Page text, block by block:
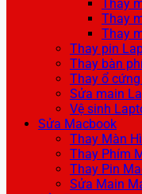
Thay
Thay
Thay
Thay pin
Thay bàn
Thay ổ
Sửa main
Vệ sinh
Sửa Macbook
Thay Màn
Thay Phím
Thay Pin
Sửa Main